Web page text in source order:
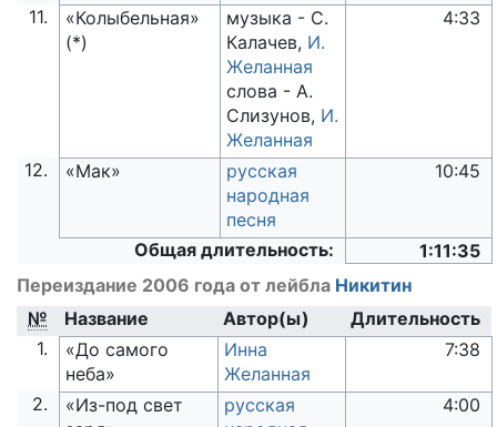
11.
«Колыбельная»
(*)
музыка - С.
Калачев, И.
Желанная
слова - А.
Слизунов, И.
Желанная
4:33
12. «Мак»
русская
народная
песня
10:45
Общая длительность:
1:11:35
Переиздание 2006 года от лейбла Никитин
№
Название Автор(ы)
Длительность
1.
«До самого
неба»
Инна
Желанная
7:38
2.
«Из-под свет
русская
4:00